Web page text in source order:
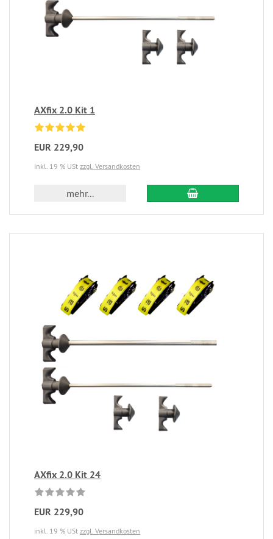
AXfix 2.0 Kit 1
EUR 229,90
inkl. 19 % USt zzgl. Versandkosten
mehr...
AXfix 2.0 Kit 24
EUR 229,90
inkl. 19 % USt zzgl. Versandkosten